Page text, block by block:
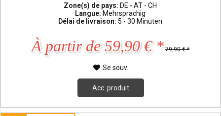
Zone(s) de pays: DE - AT - CH
Langue: Mehrsprachig
Délai de livraison: 5 - 30 Minuten
À partir de 59,90 € * 79,90 € *
Se souv.
Acc. produit